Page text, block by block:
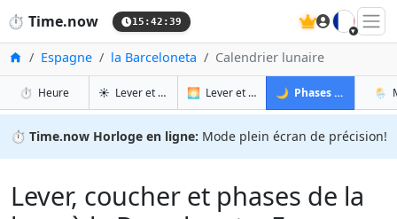
⏱️ Time.now 15:42:40 🇫🇷
Accueil
Espagne la Barceloneta Calendrier lunaire
⏱️ Heureà la Barceloneta
☀️ Lever et coucher du soleil à la Barceloneta
🌅 Lever et coucher du soleil demain à la
🌙 Phases de la Lune 🌦️
⏱️ Time.now Horloge en ligne: Mode plein écran de précision!
Lever, coucher et phases de la